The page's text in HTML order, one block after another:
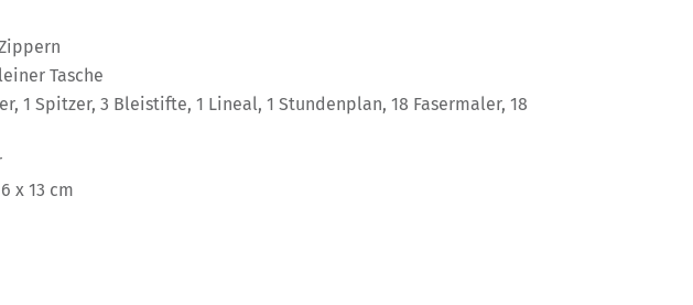
Tasche
1 Spitzer, 3 Bleistifte, 1 Lineal, 1 Stundenplan, 18 Fasermaler, 18
x 13 cm